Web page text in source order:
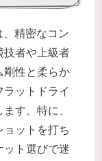
精密なコン
技者や上級者
剛性と柔らか
ットドライ
す。特に、
ットを打ち
ット選びで迷